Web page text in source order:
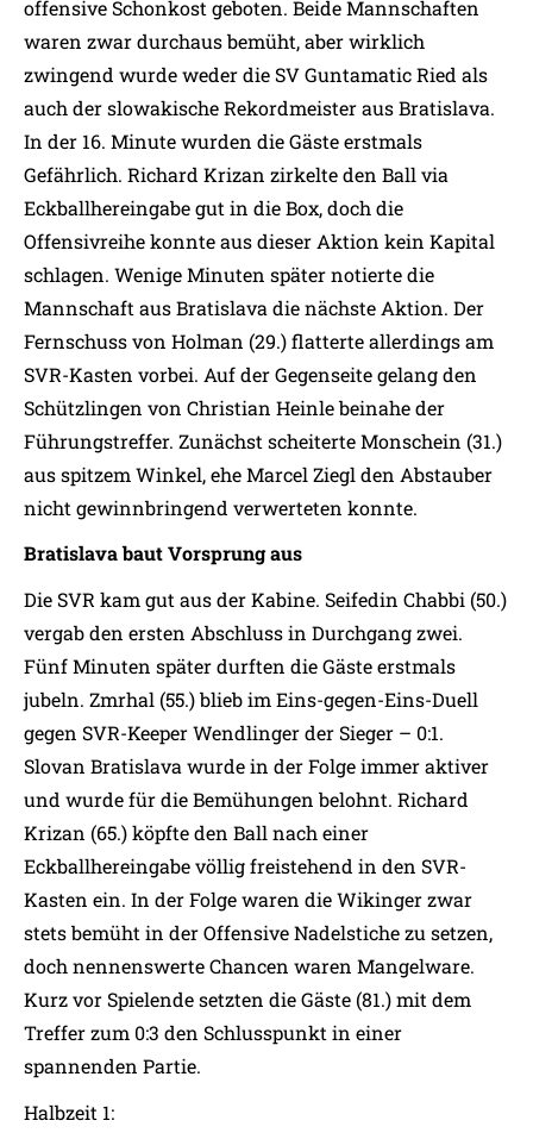
offensive Schonkost geboten. Beide Mannschaften
waren zwar durchaus bemüht, aber wirklich
zwingend wurde weder die SV Guntamatic Ried als
auch der slowakische Rekordmeister aus Bratislava.
In der 16. Minute wurden die Gäste erstmals
Gefährlich. Richard Krizan zirkelte den Ball via
Eckballhereingabe gut in die Box, doch die
Offensivreihe konnte aus dieser Aktion kein Kapital
schlagen. Wenige Minuten später notierte die
Mannschaft aus Bratislava die nächste Aktion. Der
Fernschuss von Holman (29.) flatterte allerdings am
SVR-Kasten vorbei. Auf der Gegenseite gelang den
Schützlingen von Christian Heinle beinahe der
Führungstreffer. Zunächst scheiterte Monschein (31.)
aus spitzem Winkel, ehe Marcel Ziegl den Abstauber
nicht gewinnbringend verwerteten konnte.
Bratislava baut Vorsprung aus
Die SVR kam gut aus der Kabine. Seifedin Chabbi (50.)
vergab den ersten Abschluss in Durchgang zwei.
Fünf Minuten später durften die Gäste erstmals
jubeln. Zmrhal (55.) blieb im Eins-gegen-Eins-Duell
gegen SVR-Keeper Wendlinger der Sieger – 0:1.
Slovan Bratislava wurde in der Folge immer aktiver
und wurde für die Bemühungen belohnt. Richard
Krizan (65.) köpfte den Ball nach einer
Eckballhereingabe völlig freistehend in den SVR-
Kasten ein. In der Folge waren die Wikinger zwar
stets bemüht in der Offensive Nadelstiche zu setzen,
doch nennenswerte Chancen waren Mangelware.
Kurz vor Spielende setzten die Gäste (81.) mit dem
Treffer zum 0:3 den Schlusspunkt in einer
spannenden Partie.
Halbzeit 1: